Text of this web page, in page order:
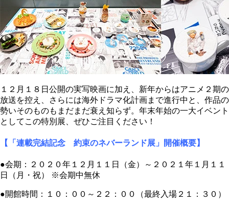
１２月１８日公開の実写映画に加え、新年からはアニメ２期の
放送を控え、さらには海外ドラマ化計画まで進行中と、作品の
勢いそのものもまだまだ衰え知らず。年末年始の一大イベント
としてこの特別展、ぜひご注目ください！
【 「 連載完結記念 約束のネバーランド展」開催概要】
●会期：２０２０年１２月１１日（金）～２０２１年１月１１
日（月・祝） ※会期中無休
●開館時間：１０：００～２２：００（最終入場２１：３０）